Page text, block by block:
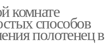
комнате
способов
полотенец в